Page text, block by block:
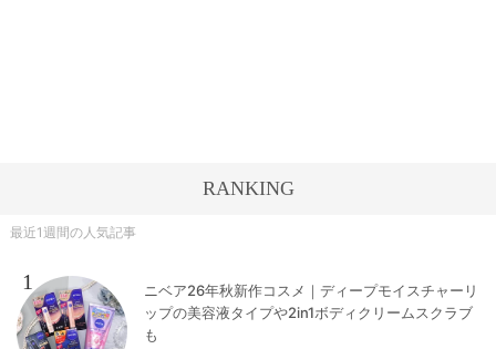
RANKING
最近1週間の人気記事
1
ニベア26年秋新作コスメ｜ディープモイスチャーリ
ップの美容液タイプや2in1ボディクリームスクラブ
も